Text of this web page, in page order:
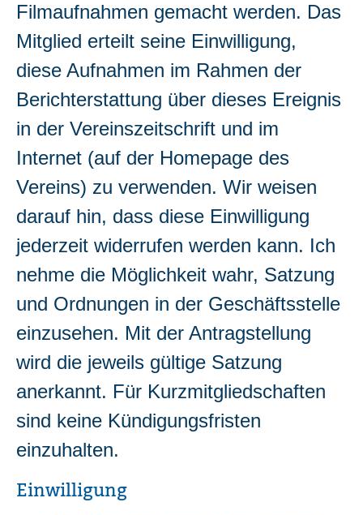
Filmaufnahmen gemacht werden. Das
Mitglied erteilt seine Einwilligung,
diese Aufnahmen im Rahmen der
Berichterstattung über dieses Ereignis
in der Vereinszeitschrift und im
Internet (auf der Homepage des
Vereins) zu verwenden. Wir weisen
darauf hin, dass diese Einwilligung
jederzeit widerrufen werden kann. Ich
nehme die Möglichkeit wahr, Satzung
und Ordnungen in der Geschäftsstelle
einzusehen. Mit der Antragstellung
wird die jeweils gültige Satzung
anerkannt. Für Kurzmitgliedschaften
sind keine Kündigungsfristen
einzuhalten.
Einwilligung